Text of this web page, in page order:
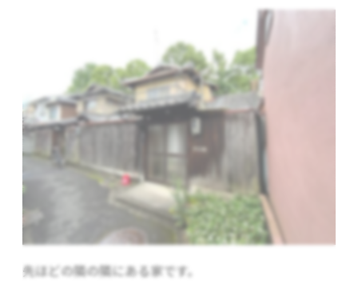
先ほどの隣の隣にある家です。